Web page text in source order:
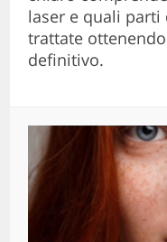
laser e quali parti
trattate
definitivo.